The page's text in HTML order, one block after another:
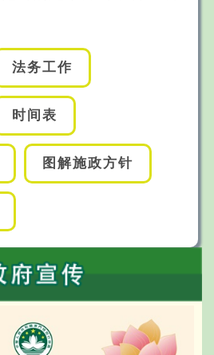
法务工作
时间表
图解施政方针